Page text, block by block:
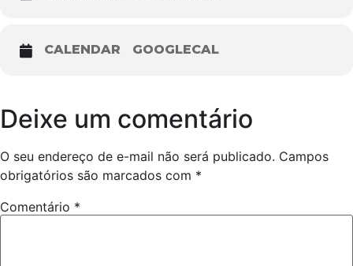
CALENDAR GOOGLECAL
Deixe um comentário
O seu endereço de e-mail não será publicado. Campos
obrigatórios são marcados com *
Comentário *